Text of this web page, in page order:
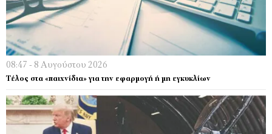
08:47 - 8 Αυγούστου 2026
Τέλος στα «παιχνίδια» για την εφαρμογή ή μη εγκυκλίων